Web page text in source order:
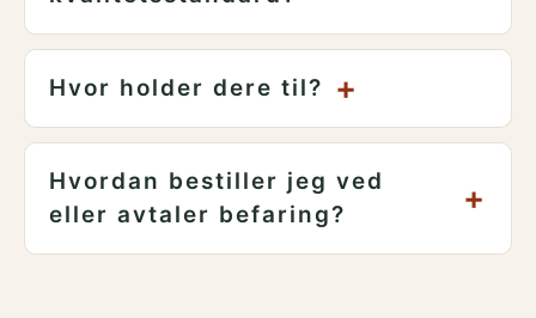
Hvor holder dere til? +
Hvordan bestiller jeg ved
eller avtaler befaring?
+